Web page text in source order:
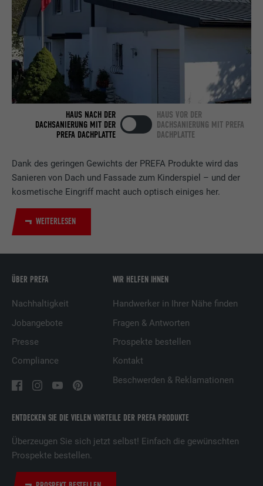
Dank des geringen Gewichts der PREFA Produkte wird das
Sanieren von Dach und Fassade zum Kinderspiel – und der
kosmetische Eingriff macht auch optisch einiges her.
WEITERLESEN
HAUS NACH DER
DACHSANIERUNG MIT DER
PREFA DACHPLATTE
HAUS VOR DER
DACHSANIERUNG MIT PREFA
DACHPLATTE
ENTDECKEN SIE DIE VIELEN VORTEILE DER PREFA PRODUKTE
Überzeugen Sie sich jetzt selbst! Einfach die gewünschten
Prospekte bestellen.
ÜBER PREFA
Nachhaltigkeit
Jobangebote
Presse
Compliance
WIR HELFEN IHNEN
Handwerker in Ihrer Nähe finden
Fragen & Antworten
Prospekte bestellen
Kontakt
Beschwerden & Reklamationen
Laufzeit 2 Jahre
Zweck
Verwendet vom Social-Networking-Dienst
LinkedIn für die Verfolgung der
Verwendung von eingebetteten
Dienstleistungen.
bscookie
LinkedIn
Laufzeit 2 Jahre
Zweck
Verwendet vom Social-Networking-Dienst
Laufzeit
Wird verwendet, um Besucher auf
mehreren Webseiten zu verfolgen, um
Präferenzen des Besuchers zu
Name lidc